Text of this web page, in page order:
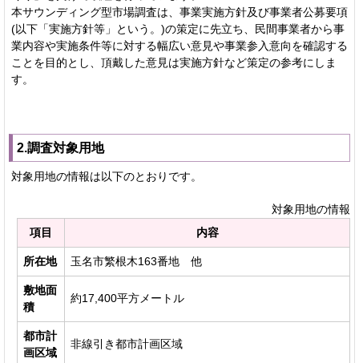
本サウンディング型市場調査は、事業実施方針及び事業者公募要項
(以下「実施方針等」という。)の策定に先立ち、民間事業者から事
業内容や実施条件等に対する幅広い意見や事業参入意向を確認する
ことを目的とし、頂戴した意見は実施方針など策定の参考にしま
す。
2.調査対象用地
対象用地の情報は以下のとおりです。
対象用地の情報
項目
内容
所在地 玉名市繁根木163番地 他
敷地面
積
約17,400平方メートル
都市計
画区域
非線引き都市計画区域